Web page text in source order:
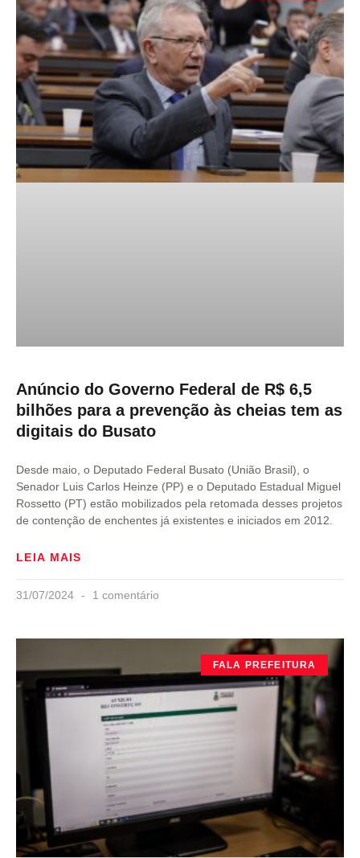
Anúncio do Governo Federal de R$ 6,5
bilhões para a prevenção às cheias tem as
digitais do Busato
Desde maio, o Deputado Federal Busato (União Brasil), o
Senador Luis Carlos Heinze (PP) e o Deputado Estadual Miguel
Rossetto (PT) estão mobilizados pela retomada desses projetos
de contenção de enchentes já existentes e iniciados em 2012.
LEIA MAIS
31/07/2024 1 comentário
FALA PREFEITURA